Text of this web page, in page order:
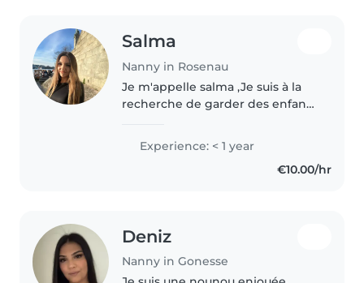
Salma
Nanny in Rosenau
Je m'appelle salma ,Je suis à la
recherche de garder des enfant
physique!Je suis à la disponibilité
Experience: < 1 year
€10.00/hr
Deniz
Nanny in Gonesse